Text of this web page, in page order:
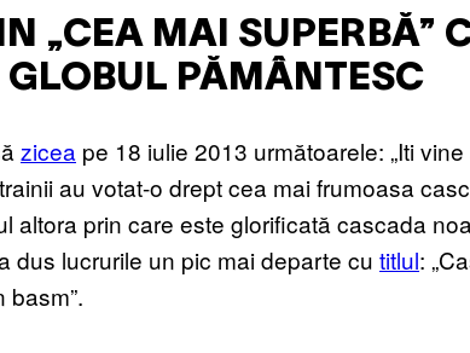
„CEA MAI SUPERBĂ”
GLOBUL PĂMÂNTESC
zicea pe 18 iulie 2013 următoarele: „Iti
au votat-o drept cea mai frumoasa
altora prin care este glorificată cascada
dus lucrurile un pic mai departe cu titlul:
basm”.